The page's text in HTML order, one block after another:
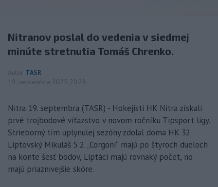
Nitranov poslal do vedenia v siedmej
minúte stretnutia Tomáš Chrenko.
Autor TASR
19. septembra 2025 20:28
Nitra 19. septembra (TASR) - Hokejisti HK Nitra získali
prvé trojbodové víťazstvo v novom ročníku Tipsport ligy.
Strieborný tím uplynulej sezóny zdolal doma HK 32
Liptovský Mikuláš 5:2. „Corgoni“ majú po štyroch dueloch
na konte šesť bodov, Liptáci majú rovnaký počet, no
majú priaznivejšie skóre.